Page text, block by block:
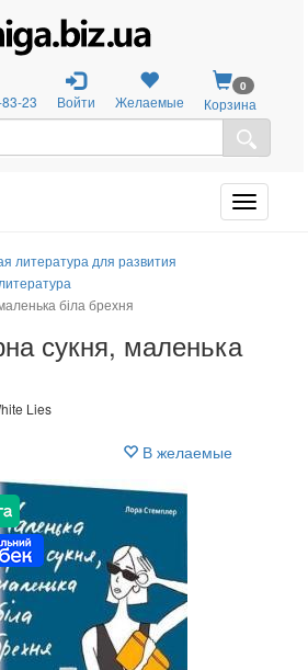
23 Войти Желаемые
0
Корзина
литература для развития
біла брехня
сукня, маленька
Lies
В желаемые